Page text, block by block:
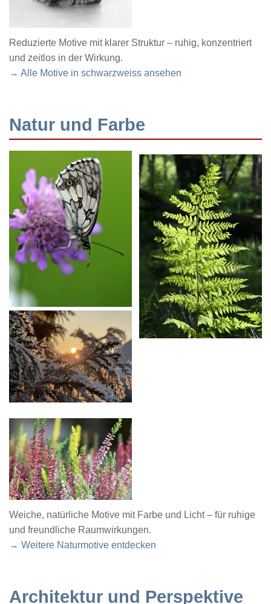
Reduzierte Motive mit klarer Struktur – ruhig, konzentriert
und zeitlos in der Wirkung.
→ Alle Motive in schwarzweiss ansehen
Natur und Farbe
Weiche, natürliche Motive mit Farbe und Licht – für ruhige
und freundliche Raumwirkungen.
→ Weitere Naturmotive entdecken
Architektur und Perspektive